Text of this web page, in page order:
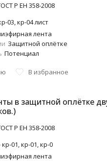
Р ЕН 358-2008
03, кр-04 лист
лента
Защитной оплётке
Потенциал
В избранное
в защитной оплётке
Р ЕН 358-2008
01, кр-01, кр-0
лента